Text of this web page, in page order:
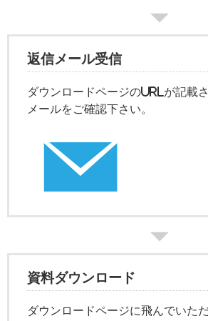
返信メール受信
ダウンロードページのURLが記載
メールをご確認下さい。
資料ダウンロード
ダウンロードページに飛んでいた